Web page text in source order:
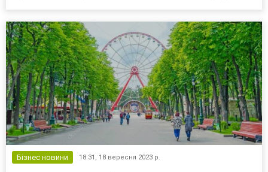
Бізнес новини 18:31, 18 вересня 2023 р.